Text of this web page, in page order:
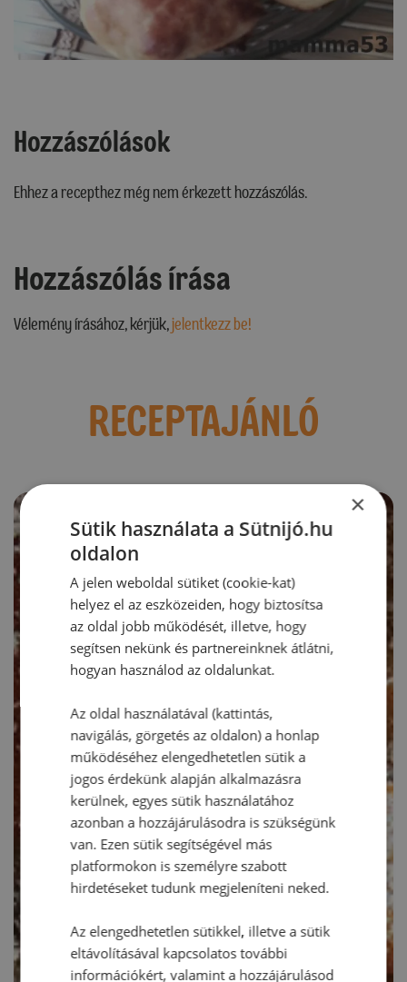
Hozzászólások
Ehhez a recepthez még nem érkezett hozzászólás.
Hozzászólás írása
Vélemény írásához, kérjük,jelentkezz be!
RECEPTAJÁNLÓ
×
Sütik használata a Sütnijó.hu
oldalon
A jelen weboldal sütiket (cookie-kat)
helyez el az eszközeiden, hogy biztosítsa
az oldal jobb működését, illetve, hogy
segítsen nekünk és partnereinknek átlátni,
hogyan használod az oldalunkat.
Az oldal használatával (kattintás,
navigálás, görgetés az oldalon) a honlap
működéséhez elengedhetetlen sütik a
jogos érdekünk alapján alkalmazásra
kerülnek, egyes sütik használatához
azonban a hozzájárulásodra is szükségünk
van. Ezen sütik segítségével más
platformokon is személyre szabott
hirdetéseket tudunk megjeleníteni neked.
Az elengedhetetlen sütikkel, illetve a sütik
eltávolításával kapcsolatos további
információkért, valamint a hozzájárulásod